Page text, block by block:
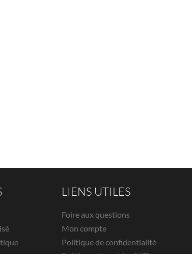
LIENS UTILES
Foire aux questions
Mon compte
Politique de confidentialité